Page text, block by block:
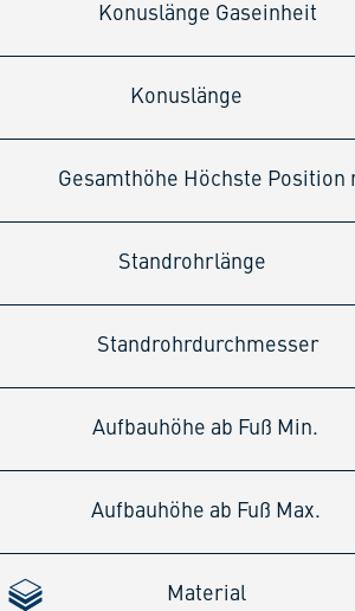
Konuslänge Gaseinheit
Konuslänge
Gesamthöhe Höchste Position
Standrohrlänge
Standrohrdurchmesser
Aufbauhöhe ab Fuß Min.
Aufbauhöhe ab Fuß Max.
Material